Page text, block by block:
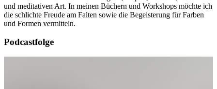
und meditativen Art. In meinen Büchern und Workshops möchte ich
die schlichte Freude am Falten sowie die Begeisterung für Farben
und Formen vermitteln.
Podcastfolge